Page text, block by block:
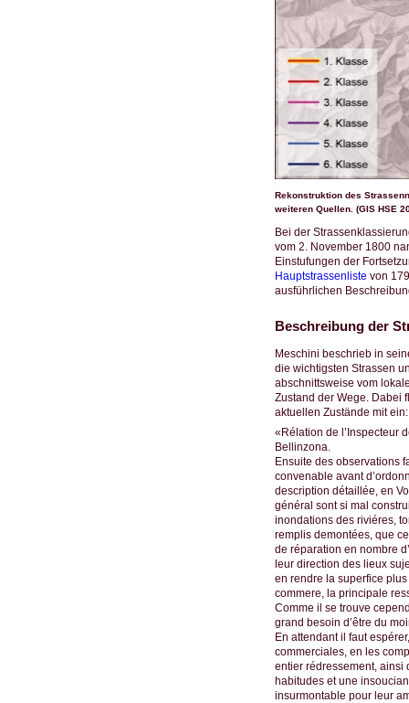
Rekonstruktion des
weiteren Quellen. (GIS HSE
Bei der
vom 2. November 1800
Einstufungen der
Hauptstrassenliste von
ausführlichen
Beschreibung der
Meschini beschrieb in
die wichtigsten Strassen
abschnittsweise vom
Zustand der Wege. Dabei
aktuellen Zustände mit ein:
«Rélation de l’Inspecteur
Bellinzona.
Ensuite des observations
convenable avant
description détaillée, en
général sont si mal
inondations des riviéres,
remplis demontées, que
de réparation en nombre
leur direction des lieux
en rendre la superfice
commere, la principale
Comme il se trouve
grand besoin d’être du
En attendant il faut
commerciales, en les
entier rédressement, ainsi
habitudes et une
insurmontable pour leur